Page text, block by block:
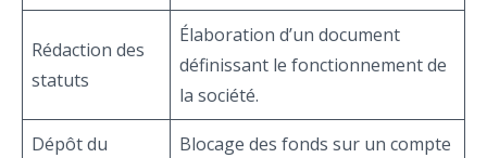
Rédaction des
statuts
Élaboration d’un document
définissant le fonctionnement de
la société.
Dépôt du
Blocage des fonds sur un compte